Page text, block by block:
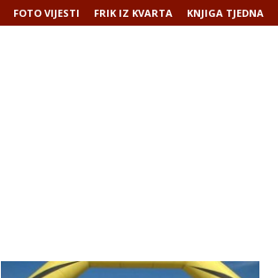
FOTO VIJESTI FRIK IZ KVARTA KNJIGA TJEDNA